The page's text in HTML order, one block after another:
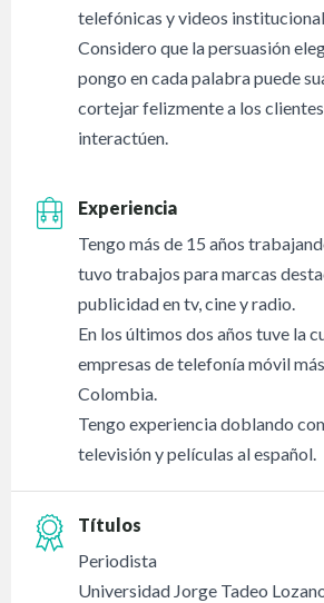
telefónicas y videos
Considero que la persuasión
pongo en cada palabra puede
cortejar felizmente a los
interactúen.
Experiencia
Tengo más de 15 años
tuvo trabajos para marcas
publicidad en tv, cine y radio.
En los últimos dos años tuve la
empresas de telefonía móvil
Colombia.
Tengo experiencia doblando
televisión y películas al español.
Títulos
Periodista
Universidad Jorge Tadeo